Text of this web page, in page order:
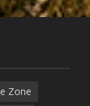
Zone